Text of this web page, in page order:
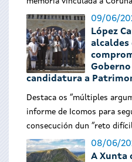
09/06/
López
alcaldes
candidatura a
Destaca os “múltiples
informe de Icomos para
consecución dun “reto
08/06/
A Xunta